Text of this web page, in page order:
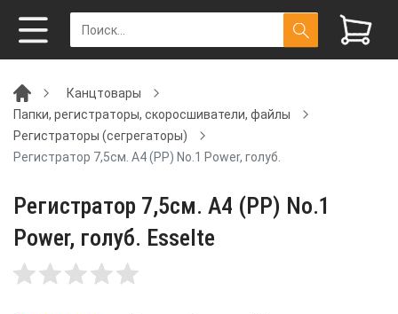
Канцтовары
Папки, регистраторы, скоросшиватели, файлы
Регистраторы (сегрегаторы)
Регистратор 7,5см. А4 (PP) No.1 Power, голуб.
Регистратор 7,5см. А4 (PP) No.1
Power, голуб. Esselte